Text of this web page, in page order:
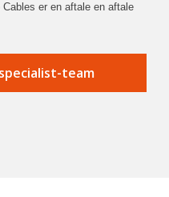
Cables er en aftale en aftale